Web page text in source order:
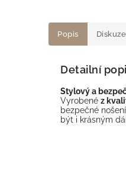
Popis Diskuze
Detailní
Stylový a
Vyrobené z
bezpečné
být i krásným